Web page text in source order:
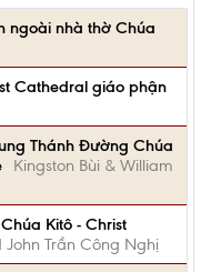
ngoài nhà thờ Chúa
Cathedral giáo phận
Thánh Đường Chúa
Kingston Bùi & William
Kitô - Christ
John Trần Công Nghị